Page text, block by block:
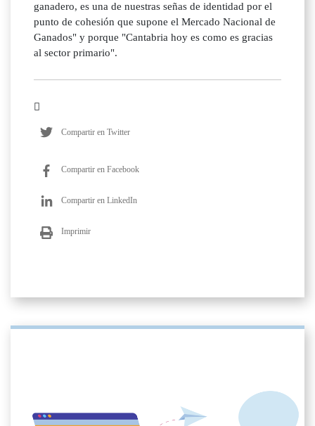
ganadero, es una de nuestras señas de identidad por el
punto de cohesión que supone el Mercado Nacional de
Ganados" y porque "Cantabria hoy es como es gracias
al sector primario".
Compartir en Twitter
Compartir en Facebook
Compartir en LinkedIn
Imprimir